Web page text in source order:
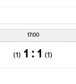
17:00
(1)
1 : 1
(1)